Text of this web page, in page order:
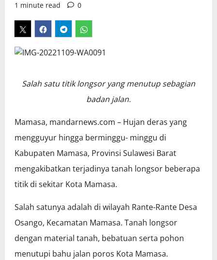
1 minute read
0
Salah satu titik longsor yang menutup sebagian
badan jalan.
Mamasa, mandarnews.com – Hujan deras yang
mengguyur hingga berminggu- minggu di
Kabupaten Mamasa, Provinsi Sulawesi Barat
mengakibatkan terjadinya tanah longsor beberapa
titik di sekitar Kota Mamasa.
Salah satunya adalah di wilayah Rante-Rante Desa
Osango, Kecamatan Mamasa. Tanah longsor
dengan material tanah, bebatuan serta pohon
menutupi bahu jalan poros Kota Mamasa.